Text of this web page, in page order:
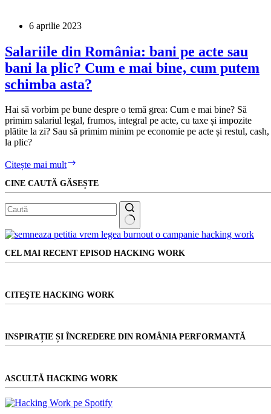
în
Cum
reacționează
firmele
software
noile
biruri
ale
6 aprilie 2023
Salariile din România: bani pe acte sau
bani la plic? Cum e mai bine, cum putem
schimba asta?
Hai să vorbim pe bune despre o temă grea: Cum e mai bine? Să
primim salariul legal, frumos, integral pe acte, cu taxe și impozite
plătite la zi? Sau să primim minim pe economie pe acte și restul, cash,
la plic?
Citește mai mult
România:
bani
pe
acte
bani
la
plic?
mai
bine,
schimba
asta?
CINE CAUTĂ GĂSEȘTE
Niciun
CEL MAI RECENT EPISOD HACKING WORK
CITEŞTE HACKING WORK
INSPIRAȚIE ȘI ÎNCREDERE DIN ROMÂNIA PERFORMANTĂ
ASCULTĂ HACKING WORK